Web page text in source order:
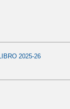
2025-26